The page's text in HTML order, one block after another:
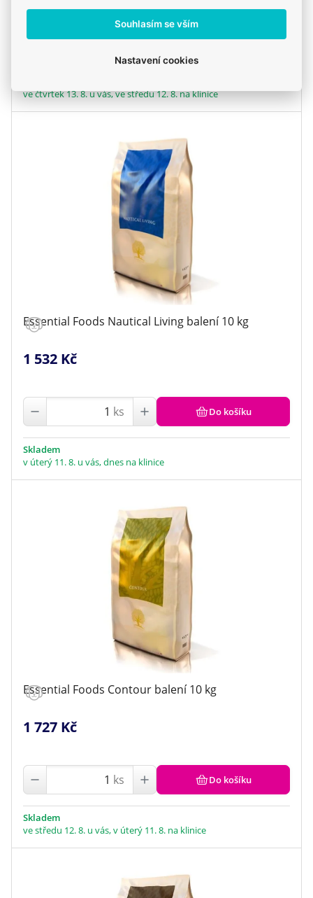
ks Do košíku
ve čtvrtek 13. 8. u vás, ve středu 12. 8. na klinice
Essential Foods Nautical Living balení 10 kg
1 532 Kč
ks Do košíku
Skladem
v úterý 11. 8. u vás, dnes na klinice
Essential Foods Contour balení 10 kg
1 727 Kč
ks Do košíku
Skladem
ve středu 12. 8. u vás, v úterý 11. 8. na klinice
Souhlasím se vším
Nastavení cookies